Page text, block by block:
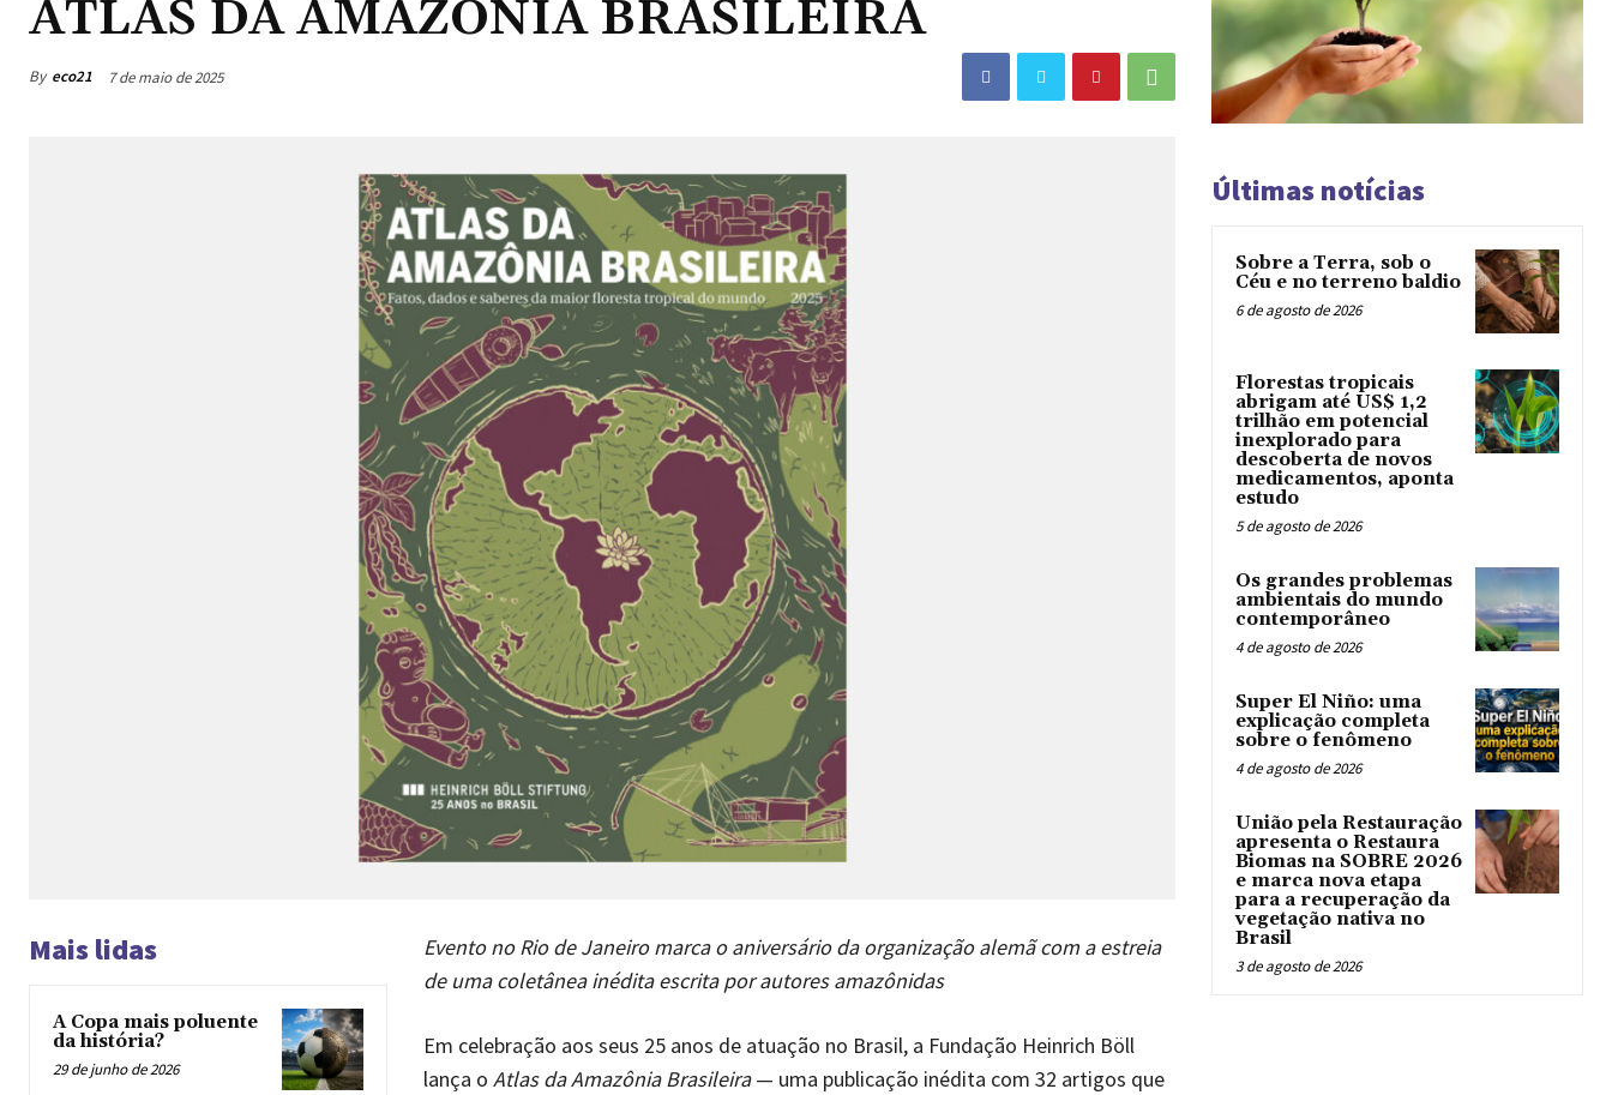
ATLAS DA AMAZÔNIA BRASILEIRA
By eco21 7 de maio de 2025
Mais lidas
A Copa mais poluente
da história?
29 de junho de 2026
Evento no Rio de Janeiro marca o aniversário da organização alemã com a estreia
de uma coletânea inédita escrita por autores amazônidas
Em celebração aos seus 25 anos de atuação no Brasil, a Fundação Heinrich Böll
lança o Atlas da Amazônia Brasileira— uma publicação inédita com 32 artigos que
Últimas notícias
Sobre a Terra, sob o
Céu e no terreno baldio
6 de agosto de 2026
Florestas tropicais
abrigam até US$ 1,2
trilhão em potencial
inexplorado para
descoberta de novos
medicamentos, aponta
estudo
5 de agosto de 2026
Os grandes problemas
ambientais do mundo
contemporâneo
4 de agosto de 2026
Super El Niño: uma
explicação completa
sobre o fenômeno
4 de agosto de 2026
União pela Restauração
apresenta o Restaura
Biomas na SOBRE 2026
e marca nova etapa
para a recuperação da
vegetação nativa no
Brasil
3 de agosto de 2026